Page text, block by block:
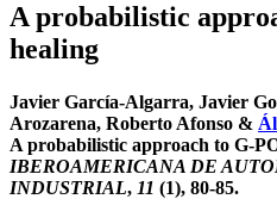
A probabilistic
healing
Javier García-Algarra, Javier
Arozarena, Roberto Afonso &
A probabilistic approach to G-
IBEROAMERICANA DE
INDUSTRIAL, 11 (1), 80-85.